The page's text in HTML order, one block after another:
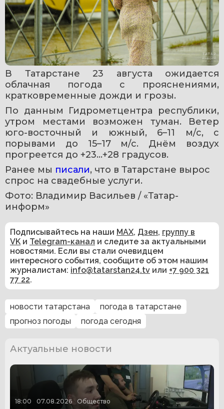
В Татарстане 23 августа ожидается
облачная погода с прояснениями,
кратковременные дожди и грозы.
По данным Гидрометцентра республики,
утром местами возможен туман. Ветер
юго-восточный и южный, 6–11 м/с, с
порывами до 15–17 м/с. Днём воздух
прогреется до +23…+28 градусов.
Ранее мы писали, что в Татарстане вырос
спрос на свадебные услуги.
Фото: Владимир Васильев / «Татар-
информ»
Подписывайтесь на наши MAX, Дзен, группу в
VK и Telegram-канал и следите за актуальными
новостями. Если вы стали очевидцем
интересного события, сообщите об этом нашим
журналистам: info@tatarstan24.tv или +7 900 321
77 22.
новости татарстана
погода в татарстане
прогноз погоды
погода сегодня
Актуальные новости
18:00 07.08.2026 Общество